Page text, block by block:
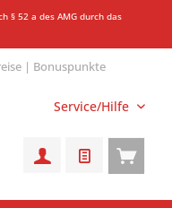
§ 52 a des AMG durch das
| Bonuspunkte
Service/Hilfe